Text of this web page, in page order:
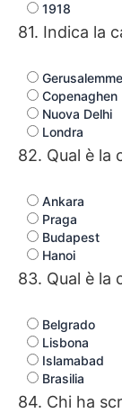
1918
81. Indica la
Gerusalemme
Copenaghen
Nuova Delhi
Londra
82. Qual è la
Ankara
Praga
Budapest
Hanoi
83. Qual è la
Belgrado
Lisbona
Islamabad
Brasilia
84. Chi ha